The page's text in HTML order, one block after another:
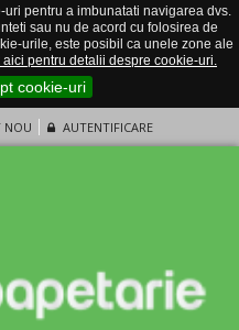
pentru a imbunatati navigarea dvs.
sau nu de acord cu folosirea de
urile, este posibil ca unele zone ale
aici pentru detalii despre cookie-uri.
cookie-uri
NOU AUTENTIFICARE